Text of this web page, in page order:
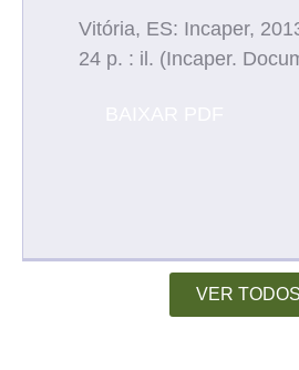
Vitória, ES: Incaper,
24 p. : il. (Incaper.
VER TODOS